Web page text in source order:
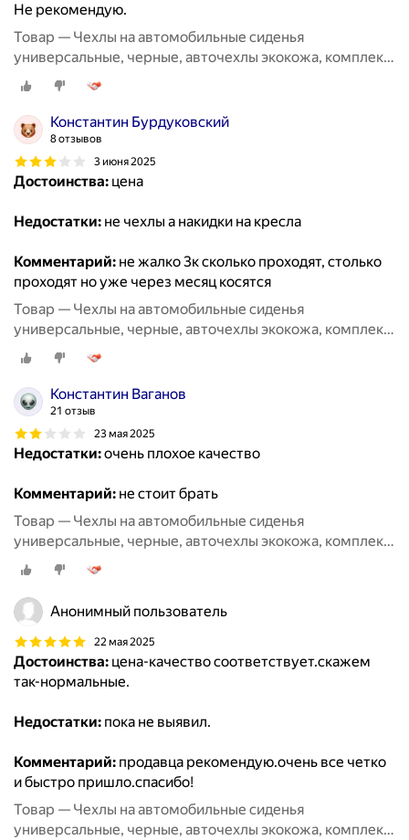
Не рекомендую.
Товар — Чехлы на автомобильные сиденья
универсальные, черные, авточехлы экокожа, комплект
на весь салон машины кожаные 11 шт
Константин Бурдуковский
8 отзывов
3 июня 2025
Достоинства: цена
Недостатки: не чехлы а накидки на кресла
Комментарий: не жалко 3к сколько проходят, столько
проходят но уже через месяц косятся
Товар — Чехлы на автомобильные сиденья
универсальные, черные, авточехлы экокожа, комплект
на весь салон машины кожаные 11 шт
Константин Ваганов
21 отзыв
23 мая 2025
Недостатки:очень плохое качество
Комментарий: не стоит брать
Товар — Чехлы на автомобильные сиденья
универсальные, черные, авточехлы экокожа, комплект
на весь салон машины кожаные 11 шт
Анонимный пользователь
22 мая 2025
Достоинства: цена-качество соответствует.скажем
так-нормальные.
Недостатки: пока не выявил.
Комментарий: продавца рекомендую.очень все четко
и быстро пришло.спасибо!
Товар — Чехлы на автомобильные сиденья
универсальные, черные, авточехлы экокожа, комплект